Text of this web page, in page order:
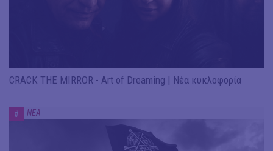
CRACK THE MIRROR - Art of Dreaming | Νέα κυκλοφορία
# ΝΕΑ